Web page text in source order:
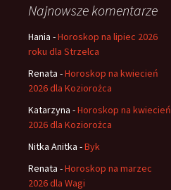
Najnowsze komentarze
Hania -Horoskop na lipiec 2026
roku dla Strzelca
Renata -Horoskop na kwiecień
2026 dla Koziorożca
Katarzyna -Horoskop na kwiecień
2026 dla Koziorożca
Nitka Anitka -Byk
Renata -Horoskop na marzec
2026 dla Wagi